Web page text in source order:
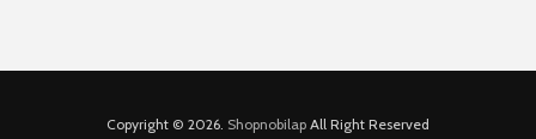
Copyright © 2026. Shopnobilap All Right Reserved